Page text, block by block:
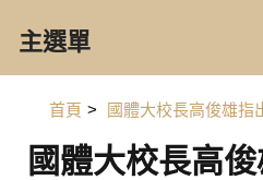
主選單
首頁 > 國體大校長高俊雄指
國體大校長高